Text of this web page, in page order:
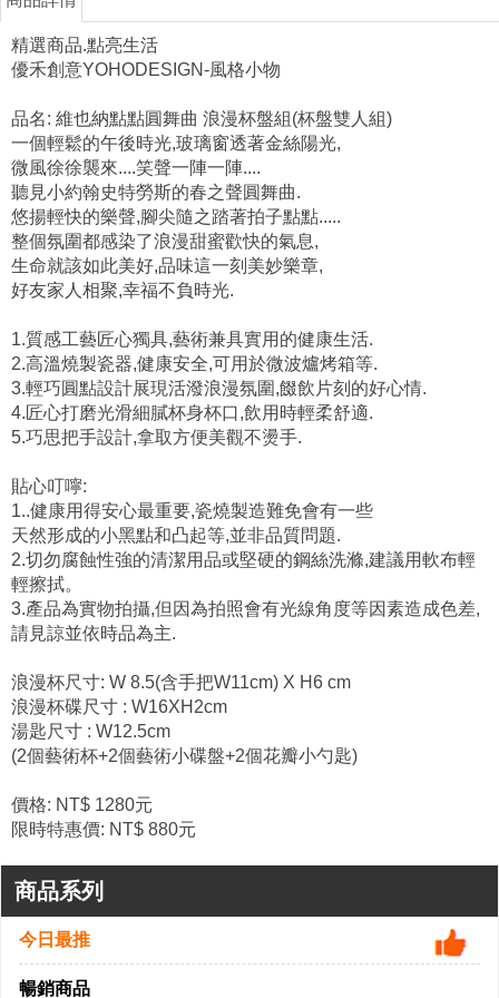
商品系列
今日最推
暢銷商品
精選商品.點亮生活
優禾創意YOHODESIGN-風格小物
品名: 維也納點點圓舞曲 浪漫杯盤組(杯盤雙人組)
一個輕鬆的午後時光,玻璃窗透著金絲陽光,
微風徐徐襲來....笑聲一陣一陣....
聽見小約翰史特勞斯的春之聲圓舞曲.
悠揚輕快的樂聲,腳尖隨之踏著拍子點點.....
整個氛圍都感染了浪漫甜蜜歡快的氣息,
生命就該如此美好,品味這一刻美妙樂章,
好友家人相聚,幸福不負時光.
1.質感工藝匠心獨具,藝術兼具實用的健康生活.
2.高溫燒製瓷器,健康安全,可用於微波爐烤箱等.
3.輕巧圓點設計展現活潑浪漫氛圍,餟飲片刻的好心情.
4.匠心打磨光滑細膩杯身杯口,飲用時輕柔舒適.
5.巧思把手設計,拿取方便美觀不燙手.
貼心叮嚀:
1..健康用得安心最重要,瓷燒製造難免會有一些
天然形成的小黑點和凸起等,並非品質問題.
2.切勿腐蝕性強的清潔用品或堅硬的鋼絲洗滌,建議用軟布輕
輕擦拭。
3.產品為實物拍攝,但因為拍照會有光線角度等因素造成色差,
請見諒並依時品為主.
浪漫杯尺寸: W 8.5(含手把W11cm) X H6 cm
浪漫杯碟尺寸 : W16XH2cm
湯匙尺寸 : W12.5cm
(2個藝術杯+2個藝術小碟盤+2個花瓣小勺匙)
價格: NT$ 1280元
限時特惠價: NT$ 880元